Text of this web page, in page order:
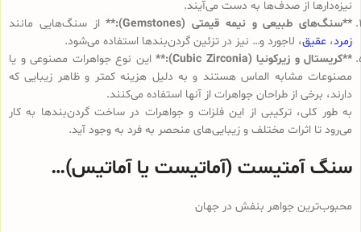
نیزه‌دارها از صدف‌ها به دست می‌آیند.
**سنگ‌های طبیعی و نیمه قیمتی (Gemstones):**
از سنگ‌هایی مانند
زمرد، عقیق، لاجورد و… نیز در تزئین گردن‌بندها استفاده می‌شود.
**کریستال و زیرکونیا (Cubic Zirconia):**
این نوع جواهرات مصنوعی و یا
مصنوعات مشابه الماس هستند و به دلیل هزینه کمتر و ظاهر زیبایی که
دارند، برخی از طراحان جواهرات از آنها استفاده می‌کنند.
به طور کلی، ترکیبی از این فلزات و جواهرات در ساخت گردن‌بندها به کار
می‌رود تا اثرات مختلف و زیبایی‌های منحصر به فرد به وجود آید.
سنگ آمتیست (آماتیست یا آماتیس)…
محبوب‌ترین جواهر بنفش در جهان